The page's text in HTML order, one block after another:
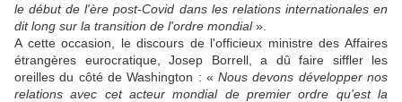
le début de l'ère post-Covid dans les relations internationales en
dit long sur la transition de l'ordre mondial».
A cette occasion, le discours de l'officieux ministre des Affaires
étrangères eurocratique, Josep Borrell, a dû faire siffler les
oreilles du côté de Washington : «Nous devons développer nos
relations avec cet acteur mondial de premier ordre qu'est la